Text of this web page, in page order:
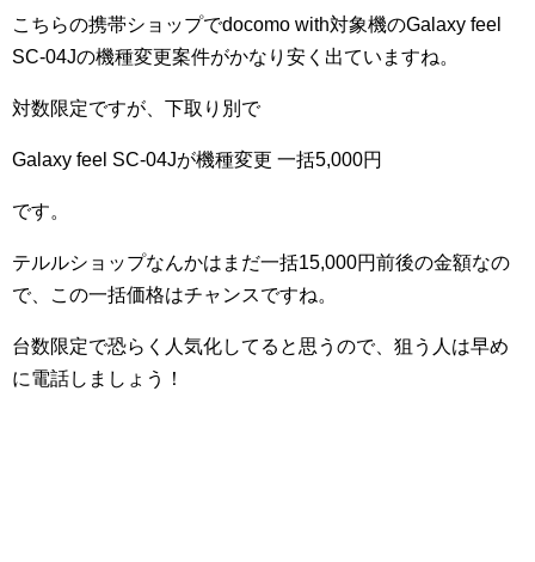
こちらの携帯ショップでdocomo with対象機のGalaxy feel
SC-04Jの機種変更案件がかなり安く出ていますね。
対数限定ですが、下取り別で
Galaxy feel SC-04Jが機種変更 一括5,000円
です。
テルルショップなんかはまだ一括15,000円前後の金額なの
で、この一括価格はチャンスですね。
台数限定で恐らく人気化してると思うので、狙う人は早め
に電話しましょう！